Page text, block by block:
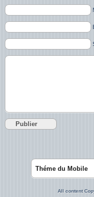
Théme du Mobile
All content